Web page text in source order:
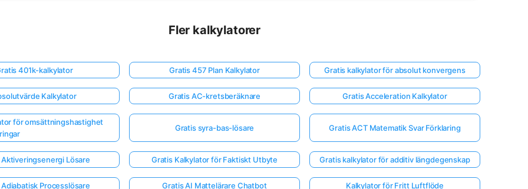
Fler kalkylatorer
401k-kalkylator Gratis 457 Plan Kalkylator Gratis kalkylator för absolut konvergens
Kalkylator Gratis AC-kretsberäknare Gratis Acceleration Kalkylator
för omsättningshastighet
Gratis syra-bas-lösare Gratis ACT Matematik Svar Förklaring
Lösare Gratis Kalkylator för Faktiskt Utbyte Gratis kalkylator för additiv längdegenskap
Processlösare Gratis AI Mattelärare Chatbot Kalkylator för Fritt Luftflöde